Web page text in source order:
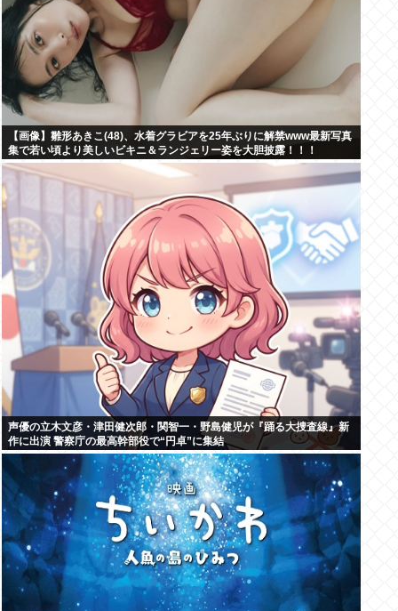
【画像】雛形あきこ(48)、水着グラビアを25年ぶりに解禁www最新写真
集で若い頃より美しいビキニ＆ランジェリー姿を大胆披露！！！
声優の立木文彦・津田健次郎・関智一・野島健児が『踊る大捜査線』新
作に出演 警察庁の最高幹部役で“円卓”に集結